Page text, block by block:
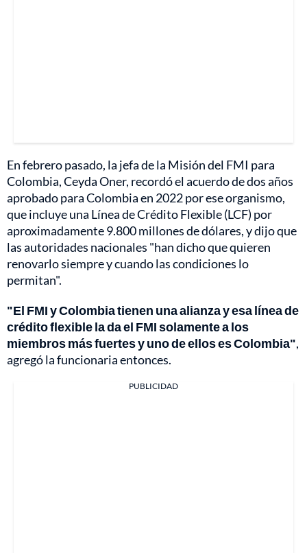
En febrero pasado, la jefa de la Misión del FMI para
Colombia, Ceyda Oner, recordó el acuerdo de dos años
aprobado para Colombia en 2022 por ese organismo,
que incluye una Línea de Crédito Flexible (LCF) por
aproximadamente 9.800 millones de dólares, y dijo que
las autoridades nacionales "han dicho que quieren
renovarlo siempre y cuando las condiciones lo
permitan".
"El FMI y Colombia tienen una alianza y esa línea de
crédito flexible la da el FMI solamente a los
miembros más fuertes y uno de ellos es Colombia",
agregó la funcionaria entonces.
PUBLICIDAD